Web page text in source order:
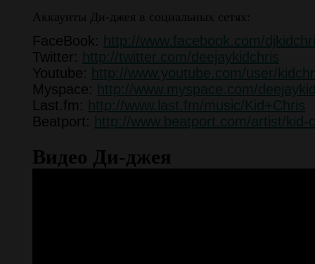
Аккаунты Ди-джея в социальных сетях:
FaceBook:
http://www.facebook.com/
Twitter:
http://twitter.com/deejaykidchris
Youtube:
http://www.youtube.com/user/
Myspace:
http://www.myspace.com/
Last.fm:
http://www.last.fm/music/Kid+Chris
Beatport:
http://www.beatport.com/artist/kid-
Видео Ди-джея